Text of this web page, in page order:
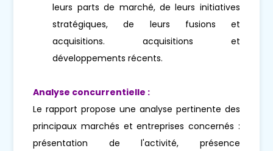
leurs parts de marché, de leurs initiatives
stratégiques, de leurs fusions et
acquisitions. acquisitions et
développements récents.
Analyse concurrentielle :
Le rapport propose une analyse pertinente des
principaux marchés et entreprises concernés :
présentation de l'activité, présence